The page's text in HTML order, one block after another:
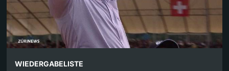
WIEDERGABELISTE